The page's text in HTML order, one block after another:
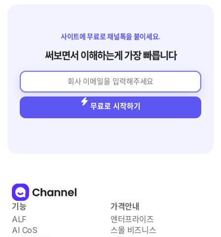
사이트에 무료로 채널톡을 붙이세요.
써보면서 이해하는게 가장 빠릅니다
무료로 시작하기
기능
ALF
AI CoS
가격안내
엔터프라이즈
스몰 비즈니스